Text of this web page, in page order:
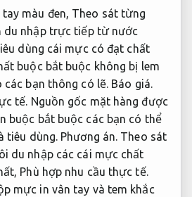
màu đen, Theo sát từng
du nhập trực tiếp từ nước
dùng cái mực có đạt chất
buộc bắt buộc không bị lem
các bạn thông có lẽ. Báo giá.
tế. Nguồn gốc mặt hàng được
buộc bắt buộc các bạn có thể
tiêu dùng. Phương án. Theo sát
du nhập các cái mực chất
Phù hợp nhu cầu thực tế.
mực in vân tay và tem khắc